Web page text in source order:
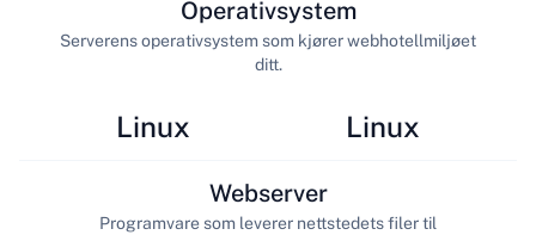
Linux
Operativsystem
Serverens operativsystem som kjører webhotellmiljøet
ditt.
Linux
Webserver
Programvare som leverer nettstedets filer til